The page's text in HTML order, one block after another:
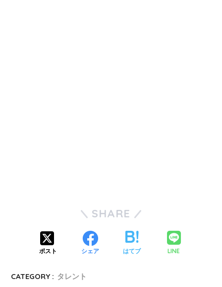
SHARE
ポスト シェア はてブ LINE
CATEGORY : タレント